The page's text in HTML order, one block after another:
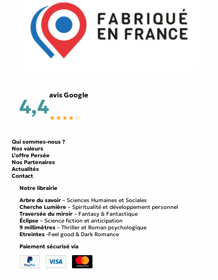
4,4avis Google
★★★★☆
Qui sommes-nous ?
Nos valeurs
L’offre Persée
Nos Partenaires
Actualités
Contact
Notre librairie
Arbre du savoir – Sciences Humaines et Sociales
Cherche Lumière – Spiritualité et développement personnel
Traversée du miroir – Fantasy & Fantastique
Éclipse – Science fiction et anticipation
9 millimètres – Thriller et Roman psychologique
Etreintes -Feel good & Dark Romance
Paiement sécurisé via